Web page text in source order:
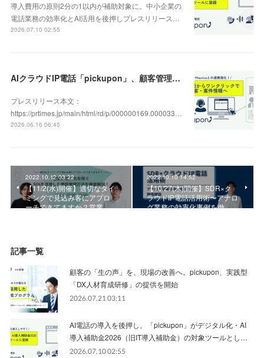
導入費用の原則2分の1以内が補助対象に。中小企業の
電話業務の効率化とAI活用を後押しプレスリリース…
2026.07.10 02:55
AIクラウドIP電話「pickupon」、顧客管理システム「Mazrica」上の顧客や案件の詳細情報へワンクリックで遷移できる新機能を追加
プレスリリース本文：
https://prtimes.jp/main/html/rd/p/000000169.000033…
2026.06.16 06:45
2022.10.12 03:22
【11/2(水)開催】適切なタイ
ミングで見込み客にアプロ
ーチできてますか？営業…
2022.10.10 14:52
【10/27(木)開催】SDR×ク
ラウドIP電話活用術〜アナロ
グ業務の効率化事例を徹…
記事一覧
顧客の「生の声」を、現場の改善へ。pickupon、実践型
「DX人材育成研修」の提供を開始
2026.07.21 03:11
AI電話の導入を後押し。「pickupon」がデジタル化・AI
導入補助金2026（旧IT導入補助金）の対象ツールとし…
2026.07.10 02:55